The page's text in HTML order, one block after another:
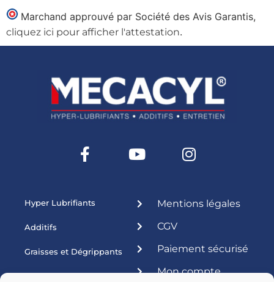
Marchand approuvé par Société des Avis Garantis,
cliquez ici pour afficher l'attestation.
Hyper Lubrifiants
Additifs
Graisses et Dégrippants
Produits ateliers
Mentions légales
CGV
Paiement sécurisé
Mon compte